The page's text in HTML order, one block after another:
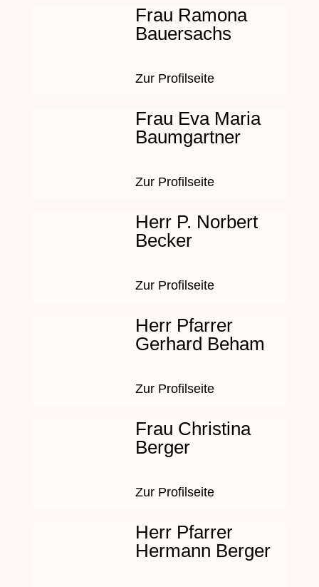
Frau Ramona
Bauersachs
Zur Profilseite
Frau Eva Maria
Baumgartner
Zur Profilseite
Herr P. Norbert
Becker
Zur Profilseite
Herr Pfarrer
Gerhard Beham
Zur Profilseite
Frau Christina
Berger
Zur Profilseite
Herr Pfarrer
Hermann Berger